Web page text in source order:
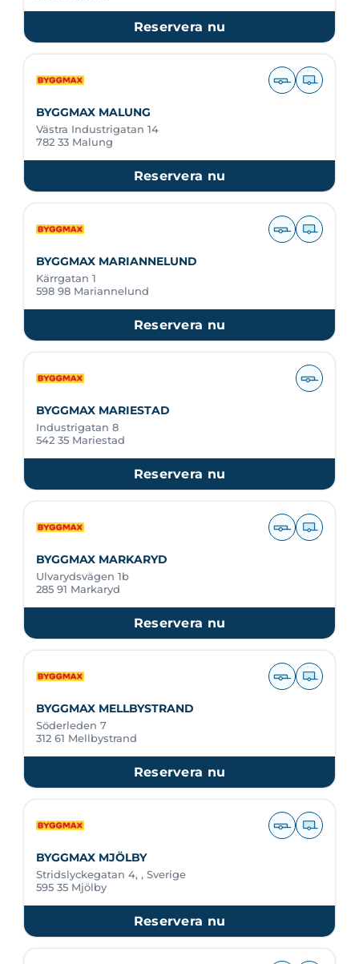
Reservera nu
BYGGMAX MALUNG
Västra Industrigatan 14
782 33 Malung
Reservera nu
BYGGMAX MARIANNELUND
Kärrgatan 1
598 98 Mariannelund
Reservera nu
BYGGMAX MARIESTAD
Industrigatan 8
542 35 Mariestad
Reservera nu
BYGGMAX MARKARYD
Ulvarydsvägen 1b
285 91 Markaryd
Reservera nu
BYGGMAX MELLBYSTRAND
Söderleden 7
312 61 Mellbystrand
Reservera nu
BYGGMAX MJÖLBY
Stridslyckegatan 4, , Sverige
595 35 Mjölby
Reservera nu